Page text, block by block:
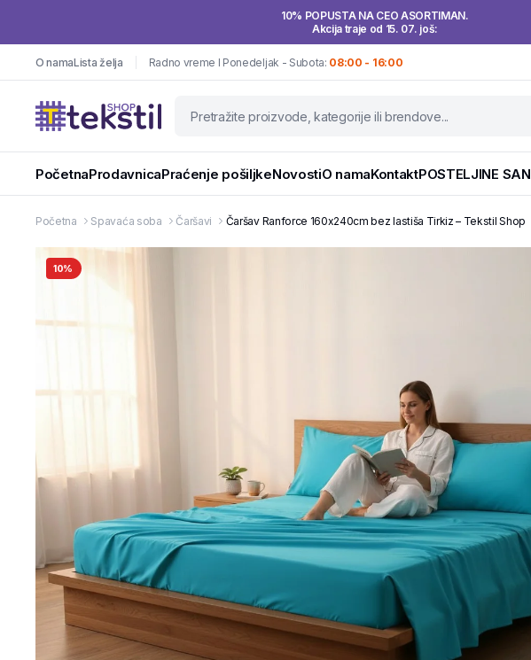
10% POPUSTA NA CEO ASORTIMAN.
Akcija traje od 15. 07. još:
O namaLista želja Radno vreme I Ponedeljak - Subota: 08:00 - 16:00
PočetnaProdavnicaPraćenje pošiljkeNovostiO namaKontaktPOSTELJINE SAN
Početna Spavaća soba Čaršavi Čaršav Ranforce 160x240cm bez lastiša Tirkiz – Tekstil Shop
10%